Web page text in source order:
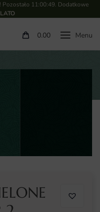
11:00:48. Dodatkowe
LATO
0.00